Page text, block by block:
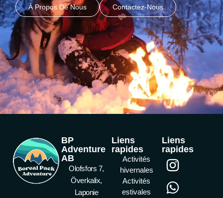
À Propos De Nous Contactez-Nous
BP
Adventure
AB
Olofsfors 7,
Överkalix,
Laponie
Liens
rapides
Activités
hivernales
Activités
estivales
Liens
rapides